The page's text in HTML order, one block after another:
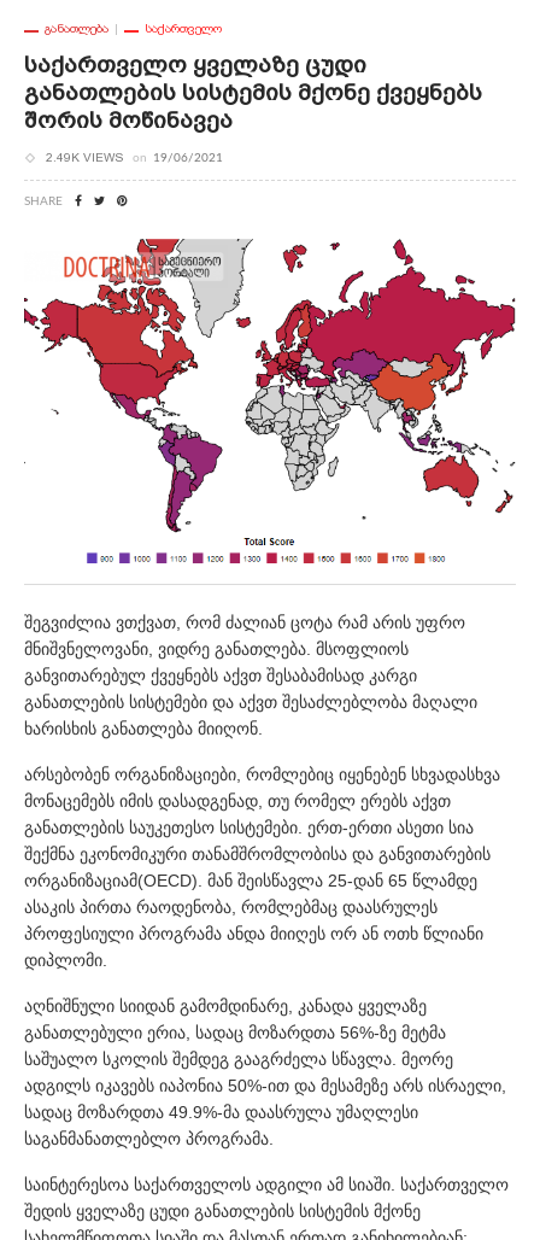
ᲒᲐᲜᲐᲗᲚᲔᲑᲐ ᲡᲐᲥᲐᲠᲗᲕᲔᲚᲝ
Საქართველო Ყველაზე Ცუდი
Განათლების Სისტემის Მქონე Ქვეყნებს
Შორის Მოწინავეა
2.49K VIEWS on 19/06/2021
SHARE
შეგვიძლია ვთქვათ, რომ ძალიან ცოტა რამ არის უფრო
მნიშვნელოვანი, ვიდრე განათლება. მსოფლიოს
განვითარებულ ქვეყნებს აქვთ შესაბამისად კარგი
განათლების სისტემები და აქვთ შესაძლებლობა მაღალი
ხარისხის განათლება მიიღონ.
არსებობენ ორგანიზაციები, რომლებიც იყენებენ სხვადასხვა
მონაცემებს იმის დასადგენად, თუ რომელ ერებს აქვთ
განათლების საუკეთესო სისტემები. ერთ-ერთი ასეთი სია
შექმნა ეკონომიკური თანამშრომლობისა და განვითარების
ორგანიზაციამ(OECD). მან შეისწავლა 25-დან 65 წლამდე
ასაკის პირთა რაოდენობა, რომლებმაც დაასრულეს
პროფესიული პროგრამა ანდა მიიღეს ორ ან ოთხ წლიანი
დიპლომი.
აღნიშნული სიიდან გამომდინარე, კანადა ყველაზე
განათლებული ერია, სადაც მოზარდთა 56%-ზე მეტმა
საშუალო სკოლის შემდეგ გააგრძელა სწავლა. მეორე
ადგილს იკავებს იაპონია 50%-ით და მესამეზე არს ისრაელი,
სადაც მოზარდთა 49.9%-მა დაასრულა უმაღლესი
საგანმანათლებლო პროგრამა.
საინტერესოა საქართველოს ადგილი ამ სიაში. საქართველო
შედის ყველაზე ცუდი განათლების სისტემის მქონე